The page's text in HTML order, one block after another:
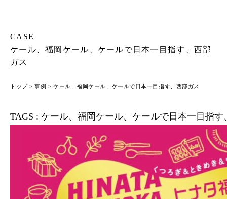
CASE
ケール、福岡ケール、ケールで日本一目指す、西部
ガス
トップ>事例 > ケール、福岡ケール、ケールで日本一目指す、西部ガス
TAGS : ケール、福岡ケール、ケールで日本一目指す